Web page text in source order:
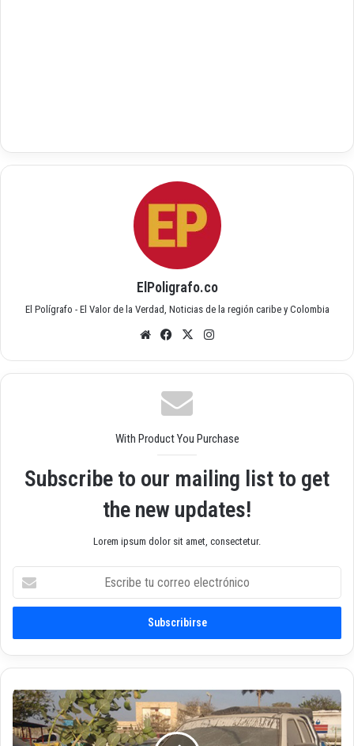
ElPoligrafo.co
El Polígrafo - El Valor de la Verdad, Noticias de la región caribe y Colombia
Siti
we
b
Fac
ok
X
am
With Product You Purchase
Subscribe to our mailing list to get
the new updates!
Lorem ipsum dolor sit amet, consectetur.
c
i
b
t
u
c
o
A
t
e
n